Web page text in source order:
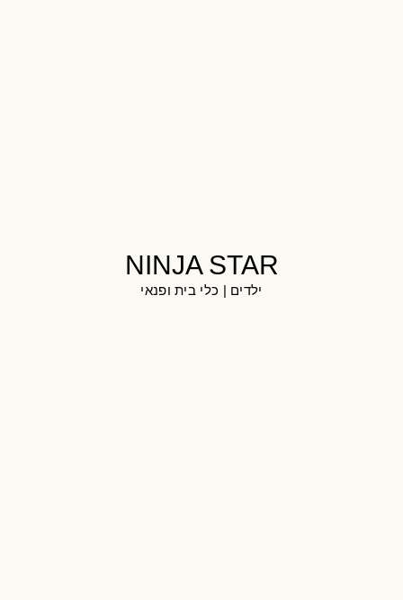
NINJA STAR
ילדים | כלי בית ופנאי